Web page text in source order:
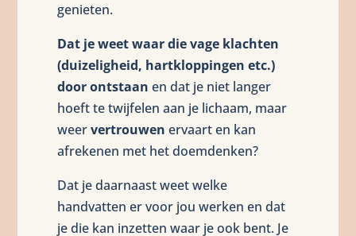
genieten.
Dat je weet waar die vage klachten
(duizeligheid, hartkloppingen etc.)
door ontstaan en dat je niet langer
hoeft te twijfelen aan je lichaam, maar
weervertrouwen ervaart en kan
afrekenen met het doemdenken?
Dat je daarnaast weet welke
handvatten er voor jou werken en dat
je die kan inzetten waar je ook bent. Je